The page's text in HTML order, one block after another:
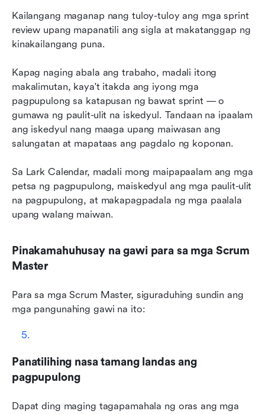
Kailangang maganap nang tuloy-tuloy ang mga sprint
review upang mapanatili ang sigla at makatanggap ng
kinakailangang puna.
Kapag naging abala ang trabaho, madali itong
makalimutan, kaya't itakda ang iyong mga
pagpupulong sa katapusan ng bawat sprint — o
gumawa ng paulit-ulit na iskedyul. Tandaan na ipaalam
ang iskedyul nang maaga upang maiwasan ang
salungatan at mapataas ang pagdalo ng koponan.
Sa Lark Calendar, madali mong maipapaalam ang mga
petsa ng pagpupulong, maiskedyul ang mga paulit-ulit
na pagpupulong, at makapagpadala ng mga paalala
upang walang maiwan.
Pinakamahuhusay na gawi para sa mga Scrum
Master
Para sa mga Scrum Master, siguraduhing sundin ang
mga pangunahing gawi na ito:
Panatilihing nasa tamang landas ang
pagpupulong
Dapat ding maging tagapamahala ng oras ang mga